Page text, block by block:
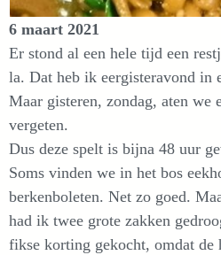
6 maart 2021
Er stond al een hele tijd een
la. Dat heb ik eergisteravond in
Maar gisteren, zondag, aten we
vergeten.
Dus deze spelt is bijna 48 uur
Soms vinden we in het bos
berkenboleten. Net zo goed.
had ik twee grote zakken
fikse korting gekocht, omdat de